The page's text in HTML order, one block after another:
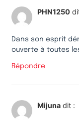
PHN1250
Dans son esprit
ouverte à toutes
Répondre
Mijuna dit :